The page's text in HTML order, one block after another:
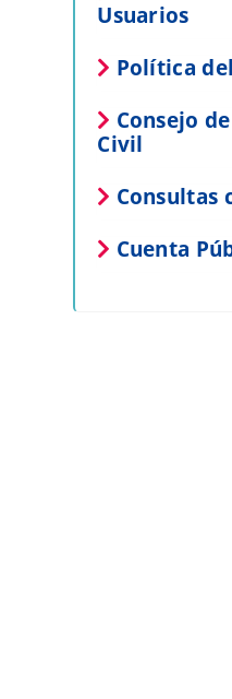
Usuarios
Política
Consejo
Civil
Consultas
Cuenta